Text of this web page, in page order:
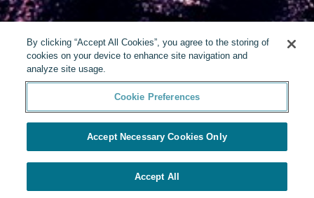
By clicking “Accept All Cookies”, you agree to the storing of
cookies on your device to enhance site navigation and
analyze site usage.
Cookie Preferences
Accept Necessary Cookies Only
Accept All